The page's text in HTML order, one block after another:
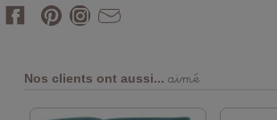
Nos clients ont aussi... aimé